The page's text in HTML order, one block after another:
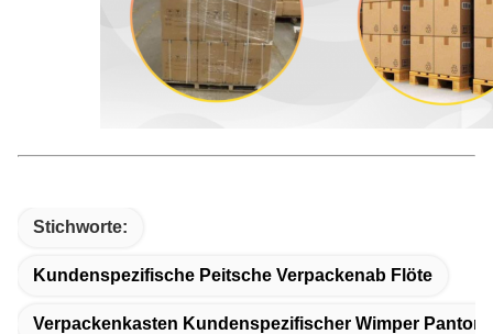
Stichworte:
Kundenspezifische Peitsche Verpackenab Flöte
Verpackenkasten Kundenspezifischer Wimper Pantone